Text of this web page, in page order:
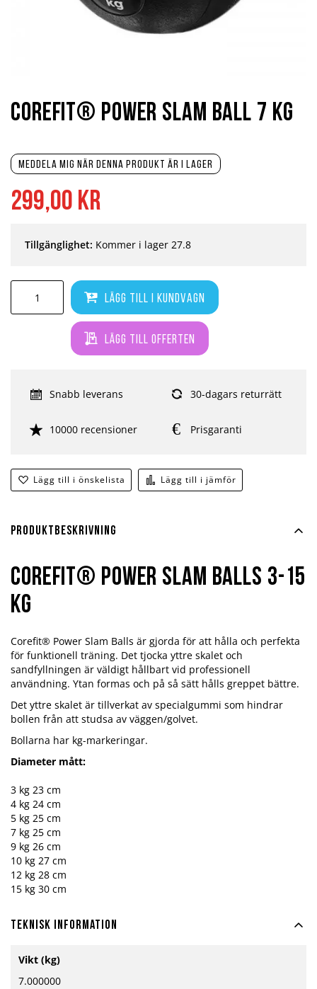
299,00 kr
Meddela mig när denna produkt är i lager
Lägg till i kundvagn
Lägg till offerten
Lägg till i önskelista Lägg till i jämför
Tillgänglighet: Kommer i lager 27.8
Snabb leverans 30-dagars returrätt
10000 recensioner Prisgaranti
Corefit® Power Slam Ball 7 kg
början
av
Produktbeskrivning
Corefit® Power Slam Balls 3-15
kg
Corefit® Power Slam Balls är gjorda för att hålla och perfekta
för funktionell träning. Det tjocka yttre skalet och
sandfyllningen är väldigt hållbart vid professionell
användning. Ytan formas och på så sätt hålls greppet bättre.
Det yttre skalet är tillverkat av specialgummi som hindrar
bollen från att studsa av väggen/golvet.
Bollarna har kg-markeringar.
Diameter mått:
3 kg 23 cm
4 kg 24 cm
5 kg 25 cm
7 kg 25 cm
9 kg 26 cm
10 kg 27 cm
12 kg 28 cm
15 kg 30 cm
Teknisk information
information
Vikt (kg)
7.000000